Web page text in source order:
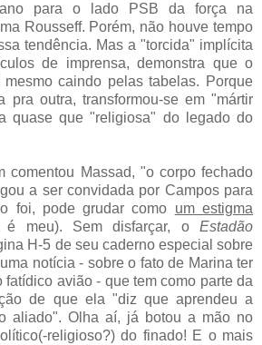
para o lado PSB da força na
Rousseff. Porém, não houve tempo
tendência. Mas a "torcida" implícita
de imprensa, demonstra que o
caindo pelas tabelas. Porque
pra outra, transformou-se em "mártir
quase que "religiosa" do legado do
comentou Massad, "o corpo fechado
a ser convidada por Campos para
foi, pode grudar como um estigma
meu). Sem disfarçar, o Estadão
H-5 de seu caderno especial sobre
notícia - sobre o fato de Marina ter
avião - que tem como parte da
de que ela "diz que aprendeu a
aliado". Olha aí, já botou a mão no
religioso?) do finado! E o mais